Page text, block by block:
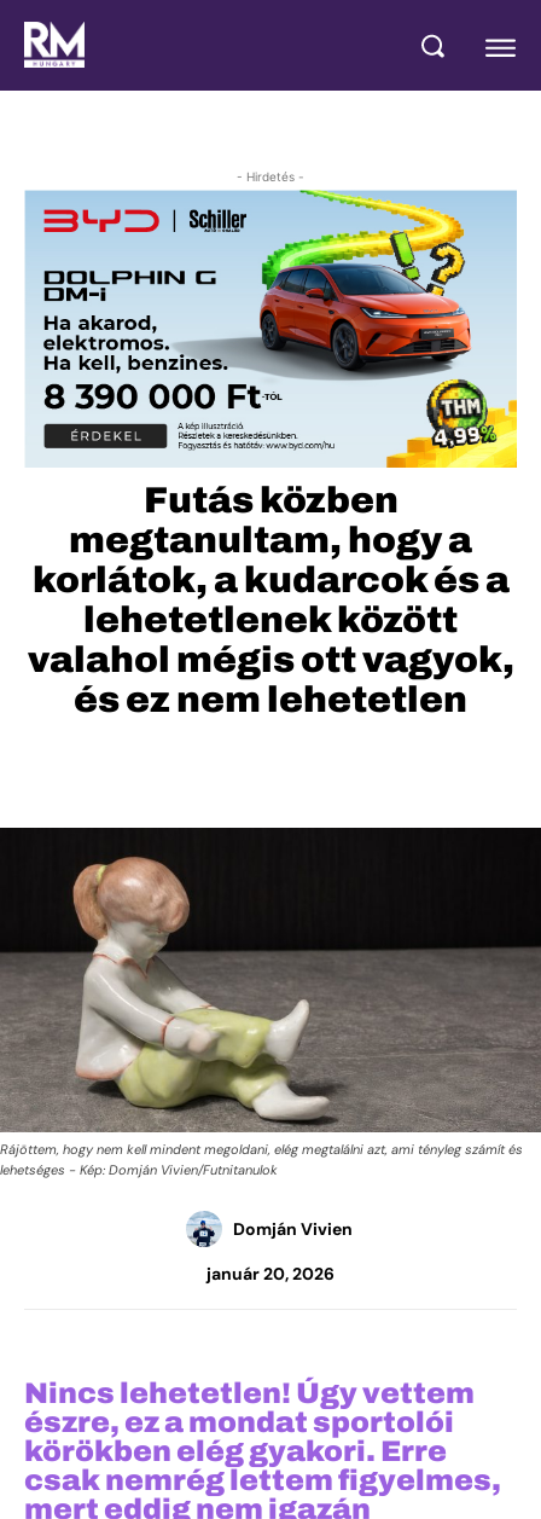
- Hirdetés -
Futás közben
megtanultam, hogy a
korlátok, a kudarcok és a
lehetetlenek között
valahol mégis ott vagyok,
és ez nem lehetetlen
Rájöttem, hogy nem kell mindent megoldani, elég megtalálni azt, ami tényleg számít és
lehetséges - Kép: Domján Vivien/Futnitanulok
Domján Vivien
január 20, 2026
Nincs lehetetlen! Úgy vettem
észre, ez a mondat sportolói
körökben elég gyakori. Erre
csak nemrég lettem figyelmes,
mert eddig nem igazán